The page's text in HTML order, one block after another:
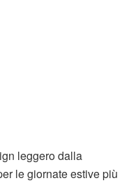
leggero dalla
le giornate estive più